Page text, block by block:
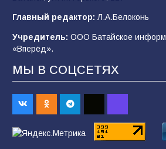
В детском саду № 35 дети
строительные профессии в
спортивного праздника
90
Батайским спортсменам
65 08.08.2026
Главный редактор: Л.А.Белоконь
Учредитель: ООО Батайское
«Вперёд».
МЫ В СОЦСЕТЯХ